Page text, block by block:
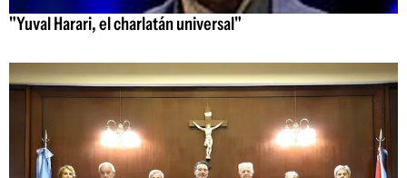
"Yuval Harari, el charlatán universal"